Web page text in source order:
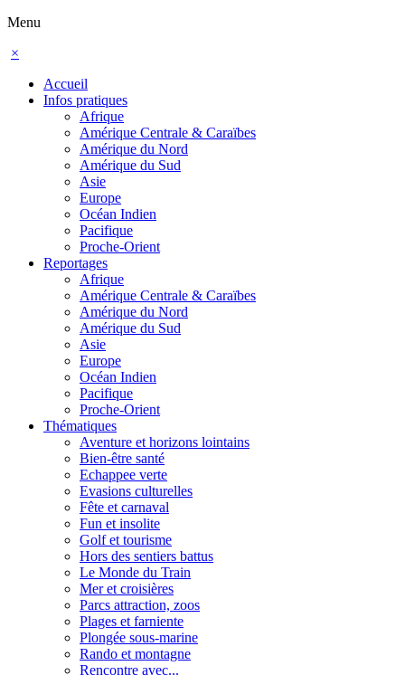
Menu
×
Accueil
Infos pratiques
Afrique
Amérique Centrale & Caraïbes
Amérique du Nord
Amérique du Sud
Asie
Europe
Océan Indien
Pacifique
Proche-Orient
Reportages
Afrique
Amérique Centrale & Caraïbes
Amérique du Nord
Amérique du Sud
Asie
Europe
Océan Indien
Pacifique
Proche-Orient
Thématiques
Aventure et horizons lointains
Bien-être santé
Echappee verte
Evasions culturelles
Fête et carnaval
Fun et insolite
Golf et tourisme
Hors des sentiers battus
Le Monde du Train
Mer et croisières
Parcs attraction, zoos
Plages et farniente
Plongée sous-marine
Rando et montagne
Rencontre avec...